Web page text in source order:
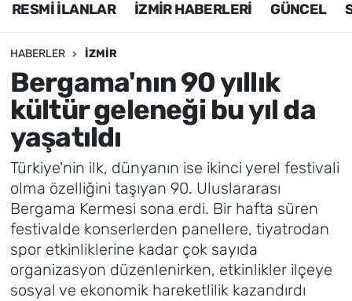
RESMİ İLANLAR İZMİR HABERLERİ GÜNCEL
HABERLER İZMIR
Bergama'nın 90 yıllık
kültür geleneği bu yıl da
yaşatıldı
Türkiye'nin ilk, dünyanın ise ikinci yerel festivali
olma özelliğini taşıyan 90. Uluslararası
Bergama Kermesi sona erdi. Bir hafta süren
festivalde konserlerden panellere, tiyatrodan
spor etkinliklerine kadar çok sayıda
organizasyon düzenlenirken, etkinlikler ilçeye
sosyal ve ekonomik hareketlilik kazandırdı
Siyaset
Asayiş / Polis-Adliye
Spor
Magazin
Foto Galeri
Künye
İletişim